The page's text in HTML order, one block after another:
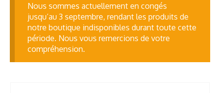
Nous sommes actuellement en congés
jusqu’au 3 septembre, rendant les produits de
notre boutique indisponibles durant toute cette
période. Nous vous remercions de votre
compréhension.